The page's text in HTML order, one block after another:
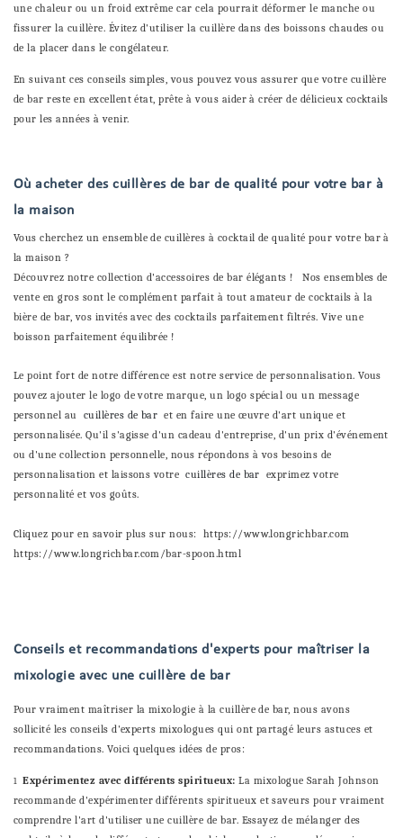
une chaleur ou un froid extrême car cela pourrait déformer le manche ou
fissurer la cuillère. Évitez d'utiliser la cuillère dans des boissons chaudes ou
de la placer dans le congélateur.
En suivant ces conseils simples, vous pouvez vous assurer que votre cuillère
de bar reste en excellent état, prête à vous aider à créer de délicieux cocktails
pour les années à venir.
Où acheter des cuillères de bar de qualité pour votre bar à
la maison
Vous cherchez un ensemble de cuillères à cocktail de qualité pour votre bar à
la maison ?
Découvrez notre collection d'accessoires de bar élégants ! Nos ensembles de
vente en gros sont le complément parfait à tout amateur de cocktails à la
bière de bar, vos invités avec des cocktails parfaitement filtrés. Vive une
boisson parfaitement équilibrée !
Le point fort de notre différence est notre service de personnalisation. Vous
pouvez ajouter le logo de votre marque, un logo spécial ou un message
personnel au
cuillères de bar et en faire une œuvre d'art unique et
personnalisée. Qu'il s'agisse d'un cadeau d'entreprise, d'un prix d'événement
ou d'une collection personnelle, nous répondons à vos besoins de
personnalisation et laissons votre cuillères de bar exprimez votre
personnalité et vos goûts.
Cliquez pour en savoir plus sur nous: https://www.longrichbar.com
https://www.longrichbar.com/bar-spoon.html
Conseils et recommandations d'experts pour maîtriser la
mixologie avec une cuillère de bar
Pour vraiment maîtriser la mixologie à la cuillère de bar, nous avons
sollicité les conseils d'experts mixologues qui ont partagé leurs astuces et
recommandations. Voici quelques idées de pros:
1 Expérimentez avec différents spiritueux:La mixologue Sarah Johnson
recommande d'expérimenter différents spiritueux et saveurs pour vraiment
comprendre l'art d'utiliser une cuillère de bar. Essayez de mélanger des